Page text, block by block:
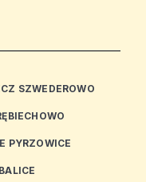
SZWEDEROWO
PYRZOWICE